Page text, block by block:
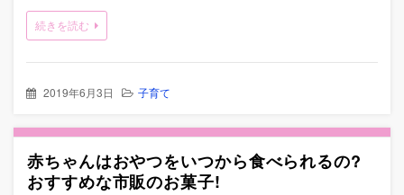
続きを読む
2019年6月3日 子育て
赤ちゃんはおやつをいつから食べられるの?
おすすめな市販のお菓子!